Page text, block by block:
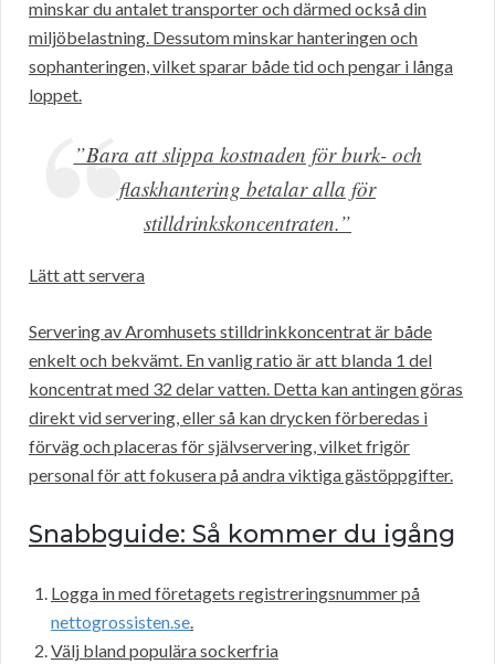
minskar du antalet transporter och därmed också din
miljöbelastning. Dessutom minskar hanteringen och
sophanteringen, vilket sparar både tid och pengar i långa
loppet.
”Bara att slippa kostnaden för burk- och
flaskhantering betalar alla för
stilldrinkskoncentraten.”
Lätt att servera
Servering av Aromhusets stilldrinkkoncentrat är både
enkelt och bekvämt. En vanlig ratio är att blanda 1 del
koncentrat med 32 delar vatten. Detta kan antingen göras
direkt vid servering, eller så kan drycken förberedas i
förväg och placeras för självservering, vilket frigör
personal för att fokusera på andra viktiga gästöppgifter.
Snabbguide: Så kommer du igång
Logga in med företagets registreringsnummer på
nettogrossisten.se.
Välj bland populära sockerfria